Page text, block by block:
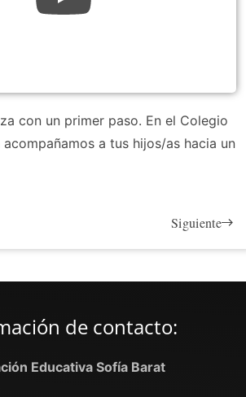
con un primer paso. En el Colegio
a tus hijos/as hacia un
Siguiente
de contacto:
Educativa Sofía Barat